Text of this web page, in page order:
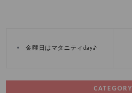
« 金曜日はマタニティday♪
CATEGORY